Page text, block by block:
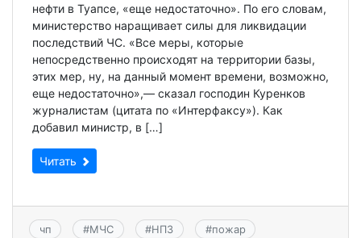
нефти в Туапсе, «еще недостаточно». По его словам,
министерство наращивает силы для ликвидации
последствий ЧС. «Все меры, которые
непосредственно происходят на территории базы,
этих мер, ну, на данный момент времени, возможно,
еще недостаточно»,— сказал господин Куренков
журналистам (цитата по «Интерфаксу»). Как
добавил министр, в […]
Читать
чп #МЧС #НПЗ #пожар